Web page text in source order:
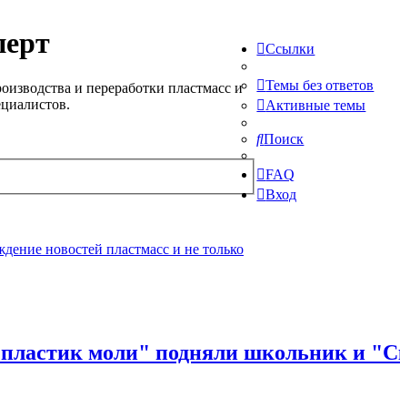
и переработки пластмасс и
Ссылки
Темы без ответов
Активные темы
Поиск
FAQ
Вход
новостей пластмасс и не только
моли" подняли школьник и